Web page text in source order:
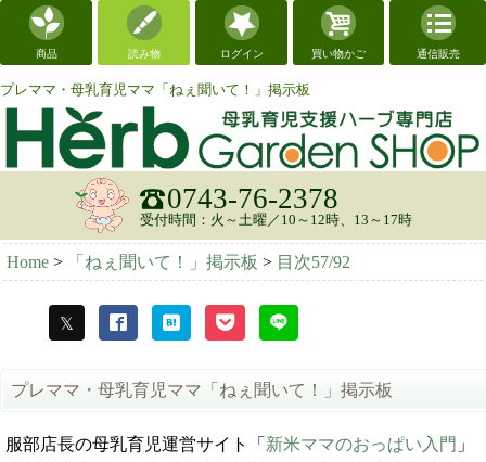
商品 読み物 ログイン 買い物かご 通信販売
プレママ・母乳育児ママ「ねぇ聞いて！」掲示板
0743-76-2378
受付時間：火～土曜／10～12時、13～17時
Home > 「ねぇ聞いて！」掲示板 > 目次57/92
プレママ・母乳育児ママ「ねぇ聞いて！」掲示板
服部店長の母乳育児運営サイト「 新米ママのおっぱい入門 」